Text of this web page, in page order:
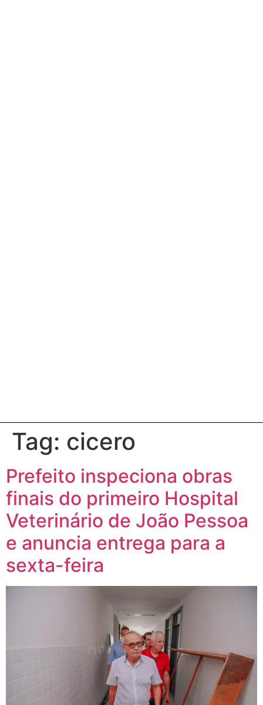
Tag: cicero
Prefeito inspeciona obras
finais do primeiro Hospital
Veterinário de João Pessoa
e anuncia entrega para a
sexta-feira